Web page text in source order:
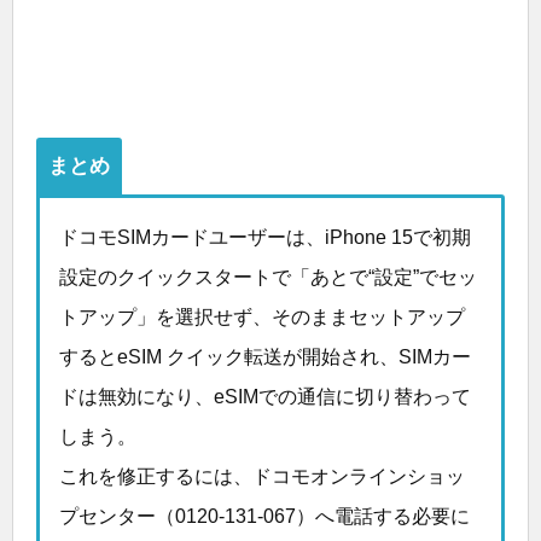
まとめ
ドコモSIMカードユーザーは、iPhone 15で初期
設定のクイックスタートで「あとで“設定”でセッ
トアップ」を選択せず、そのままセットアップ
するとeSIM クイック転送が開始され、SIMカー
ドは無効になり、eSIMでの通信に切り替わって
しまう。
これを修正するには、ドコモオンラインショッ
プセンター（0120-131-067）へ電話する必要に